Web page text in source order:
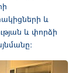
և
և փորձի